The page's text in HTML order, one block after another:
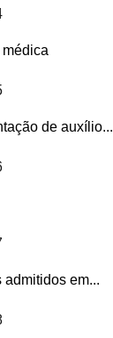
de auxílio...
admitidos em...